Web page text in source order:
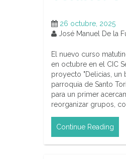
26 octubre, 2025
José Manuel De la
El nuevo curso
en octubre en el CIC
proyecto "Delicias, un
parroquia de Santo
para un primer
reorganizar grupos,
Continue Reading